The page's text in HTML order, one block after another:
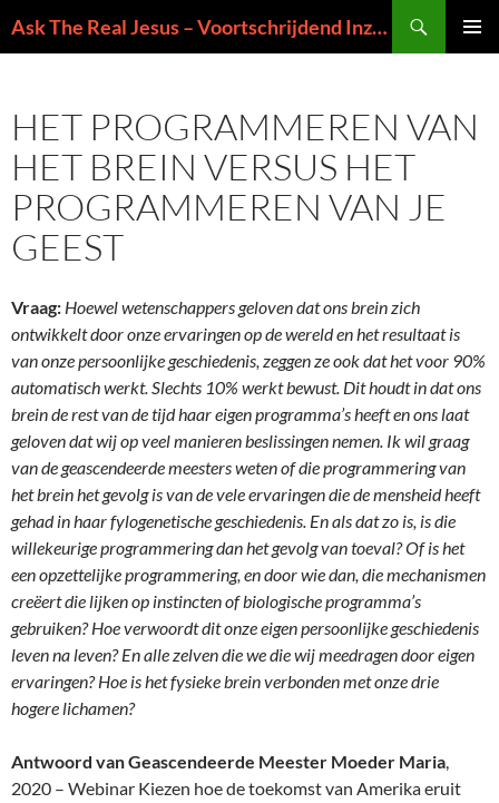
naar
Ask The Real Jesus – Voortschrijdend Inzicht in de Zin van het Leven
HET PROGRAMMEREN VAN
HET BREIN VERSUS HET
PROGRAMMEREN VAN JE
GEEST
Vraag: Hoewel wetenschappers geloven dat ons brein zich
ontwikkelt door onze ervaringen op de wereld en het resultaat is
van onze persoonlijke geschiedenis, zeggen ze ook dat het voor 90%
automatisch werkt. Slechts 10% werkt bewust. Dit houdt in dat ons
brein de rest van de tijd haar eigen programma’s heeft en ons laat
geloven dat wij op veel manieren beslissingen nemen. Ik wil graag
van de geascendeerde meesters weten of die programmering van
het brein het gevolg is van de vele ervaringen die de mensheid heeft
gehad in haar fylogenetische geschiedenis. En als dat zo is, is die
willekeurige programmering dan het gevolg van toeval? Of is het
een opzettelijke programmering, en door wie dan, die mechanismen
creëert die lijken op instincten of biologische programma’s
gebruiken? Hoe verwoordt dit onze eigen persoonlijke geschiedenis
leven na leven? En alle zelven die we die wij meedragen door eigen
ervaringen? Hoe is het fysieke brein verbonden met onze drie
hogere lichamen?
Antwoord van Geascendeerde Meester Moeder Maria,
2020 – Webinar Kiezen hoe de toekomst van Amerika eruit